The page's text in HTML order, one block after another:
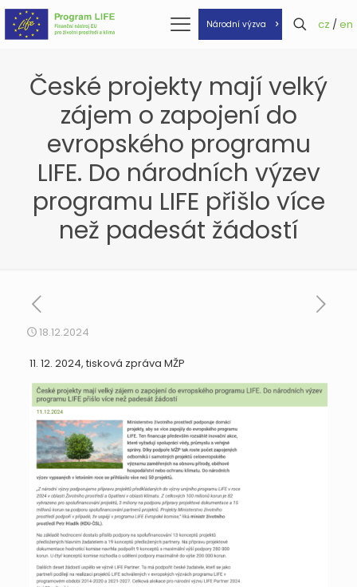
Národní výzva cz / en
České projekty mají velký
zájem o zapojení do
evropského programu
LIFE. Do národních výzev
programu LIFE přišlo více
než padesát žádostí
18.12.2024
11. 12. 2024, tisková zpráva MŽP